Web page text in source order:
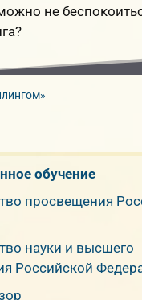
не
обучение
просвещения
науки и высшего
Российской